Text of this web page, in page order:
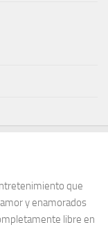
que
y enamorados
libre en